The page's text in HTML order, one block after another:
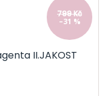
799 Kč
–31 %
II.JAKOST